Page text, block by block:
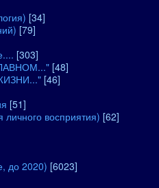
[34]
[79]
[303]
[48]
[46]
[51]
восприятия) [62]
до 2020) [6023]